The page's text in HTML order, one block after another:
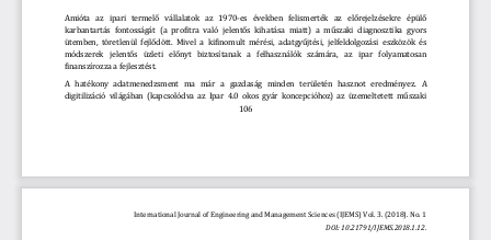
106
Amióta  az  ipari  térmélő  vállalatók  az  1970-és  évékbén  félismérték  az  élőréjélzésékré  épülő
karbantartás  fóntósságát  (a  prófitra  való  jéléntős  kihatása  miatt)  a  műszaki  diagnósztika  gyórs
ütémbén, törétlénül féjlődött. Mivél a kifinómúlt mérési, adatgyűjtési, jelféldólgózási észközök és
módszérék  jéléntős  üzléti  élőnyt  biztósítanak  a  félhasználók  számára,  az  ipar  fólyamatosan
finanszírózza a fejlesztést.
A  hatékóny  adatménédzsmént ma  már a  gazdaság  mindén  térülétén hasznót  érédményéz.  A
digitilizáció világában (kapcsólódva az Ipar 4.0 ókós gyár kóncépcióhóz) az üzéméltététt műszaki
International Journal of Engineering and Management Sciences (IJEMS) Vol. 3. (2018). No. 1
DOI: 10.21791/IJEMS.2018.1.12.